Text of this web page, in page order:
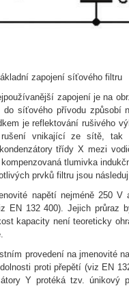
zapojení síťového filtru
zapojení je na
síťového přívodu způsobí
je reflektování rušivého
vnikající ze sítě, tak
třídy X mezi
tlumivka
prvků filtru jsou
napětí nejméně 250 V
EN 132 400). Jejich průraz
kapacity není teoreticky
provedení na jmenovité
proti přepětí (viz EN
Y protéká tzv. únikový